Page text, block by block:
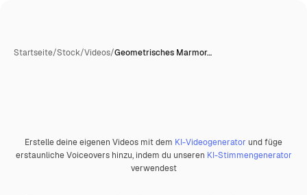
Startseite/Stock/Videos/Geometrisches Marmor…
Premium
Erstelle deine eigenen Videos mit dem KI-Videogenerator und füge
erstaunliche Voiceovers hinzu, indem du unseren KI-Stimmengenerator
verwendest